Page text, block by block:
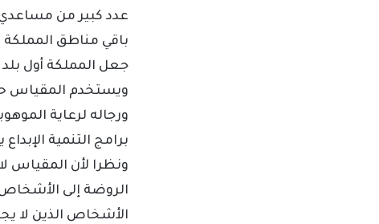
عدد كبير من مساعدي
باقي مناطق
جعل المملكة أول
ويستخدم المقياس
ورجاله لرعاية
برامج التنمية
ونظرا لأن المقياس
الروضة إلى
الأشخاص الذين لا